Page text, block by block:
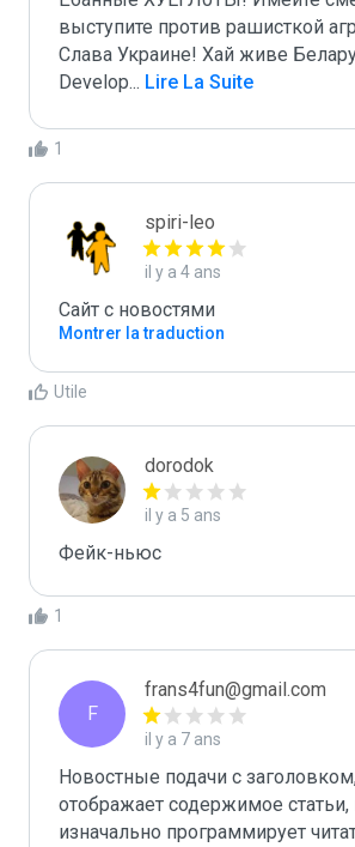
выступите против рашисткой
Слава Украине! Хай живе
Develop... Lire La Suite
1
spiri-leo
il y a 4 ans
Сайт с новостями
Montrer la traduction
Utile
dorodok
il y a 5 ans
Фейк-ньюс
1
F
frans4fun@gmail.com
il y a 7 ans
Новостные подачи с
отображает содержимое статьи,
изначально программирует